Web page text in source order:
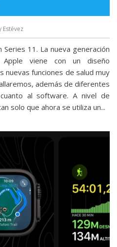
Estévez
11. La nueva generación
viene con un diseño
nuevas funciones de salud muy
además de diferentes
al software. A nivel de
solo que ahora se utiliza un...